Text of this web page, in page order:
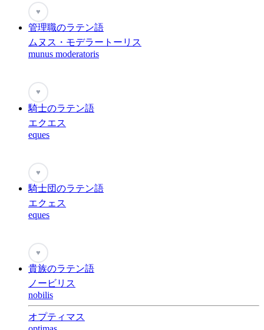
♥
管理職のラテン語
ムヌス・モデラートーリス
munus moderatoris
♥
騎士のラテン語
エクエス
eques
♥
騎士団のラテン語
エクェス
eques
♥
貴族のラテン語
ノービリス
nobilis
オプティマス